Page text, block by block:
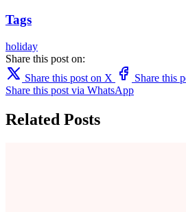
Tags
holiday
Share this post on:
Share this post on X
Share this
Share this post via WhatsApp
Related Posts